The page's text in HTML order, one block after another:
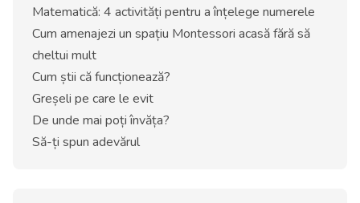
Matematică: 4 activități pentru a înțelege numerele
Cum amenajezi un spațiu Montessori acasă fără să
cheltui mult
Cum știi că funcționează?
Greșeli pe care le evit
De unde mai poți învăța?
Să-ți spun adevărul